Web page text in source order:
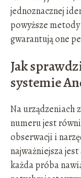
jednoznacznej
powyższe
gwarantują one
Jak
systemie
Na urządzeniach
numeru jest
obserwacji i
najważniejsza
każda próba